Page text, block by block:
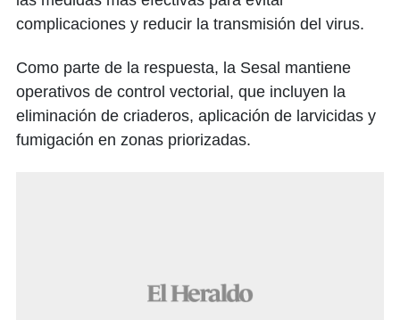
complicaciones y reducir la transmisión del virus.
Como parte de la respuesta, la Sesal mantiene
operativos de control vectorial, que incluyen la
eliminación de criaderos, aplicación de larvicidas y
fumigación en zonas priorizadas.